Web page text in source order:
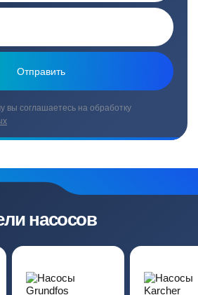
вы соглашаетесь на обработку
насосов